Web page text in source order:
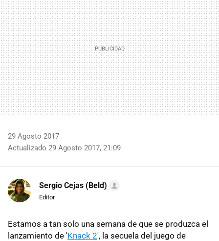
29 Agosto 2017
Actualizado 29 Agosto 2017, 21:09
Sergio Cejas (Beld)
Editor
Estamos a tan solo una semana de que se produzca el
lanzamiento de 'Knack 2', la secuela del juego de